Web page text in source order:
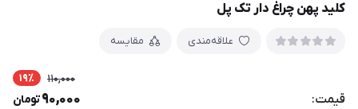
کلید پهن چراغ دار تک پل
علاقه‌مندی مقایسه
قیمت:
110,000 19٪
90,000تومان